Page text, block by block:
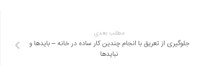
مطلب بعدی
جلوگیری از تعریق با انجام چندین کار ساده در خانه – بایدها و
نبایدها